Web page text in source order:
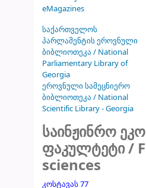
eMagazines
საქართველოს
პარლამენტის ეროვნული
ბიბლიოთეკა / National
Parliamentary Library of
Georgia
ეროვნული სამეცნიერო
ბიბლიოთეკა / National
Scientific Library - Georgia
საინჟინრო
ფაკულტეტი /
sciences
კოსტავას 77